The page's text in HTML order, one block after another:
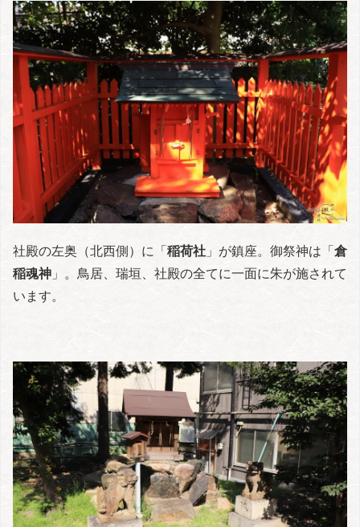
社殿の左奥（北西側）に「稲荷社 」が鎮座。御祭神は「倉
稲魂神 」。鳥居、瑞垣、社殿の全てに一面に朱が施されて
います。